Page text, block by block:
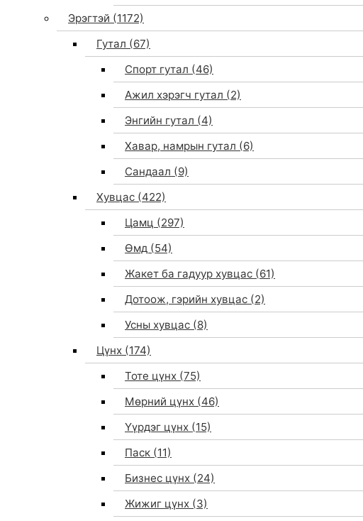
Эрэгтэй (1172)
Гутал (67)
Спорт гутал (46)
Ажил хэрэгч гутал (2)
Энгийн гутал (4)
Хавар, намрын гутал (6)
Сандаал (9)
Хувцас (422)
Цамц (297)
Өмд (54)
Жакет ба гадуур хувцас (61)
Дотоож, гэрийн хувцас (2)
Усны хувцас (8)
Цүнх (174)
Тоте цүнх (75)
Мөрний цүнх (46)
Үүрдэг цүнх (15)
Паск (11)
Бизнес цүнх (24)
Жижиг цүнх (3)